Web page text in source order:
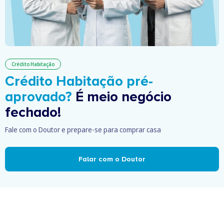
Crédito Habitação
Crédito Habitação pré-
aprovado? É meio negócio
fechado!
Fale com o Doutor e prepare-se para comprar casa
Falar com o Doutor